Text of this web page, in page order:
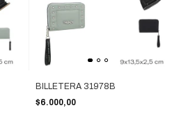
BILLETERA 31978B
$6.000,00